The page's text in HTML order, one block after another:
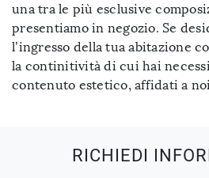
una tra le più esclusive
presentiamo in negozio. Se
l’ingresso della tua abitazione
la continitività di cui hai
contenuto estetico, affidati a
RICHIEDI